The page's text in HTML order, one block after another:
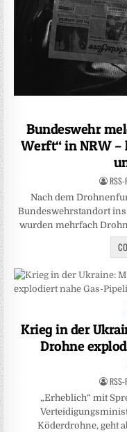
Bundeswehr
Werft“ in NRW –
RSS-
Nach dem
Bundeswehrstandort
wurden mehrfach
Krieg in der
Drohne
RSS-
„Erheblich“ mit
Köderdrohne, geht